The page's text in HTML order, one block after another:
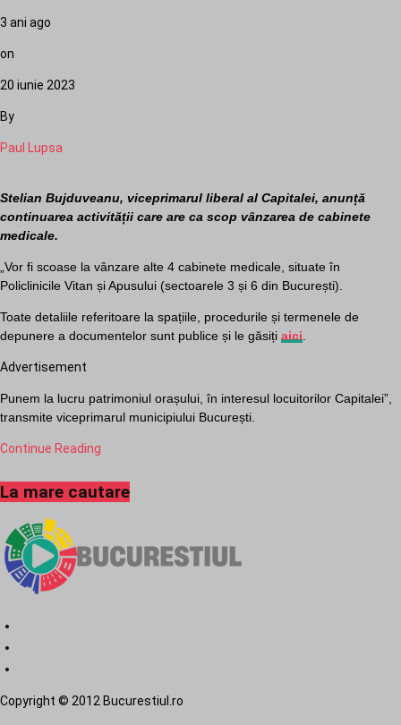
3 ani ago
on
20 iunie 2023
By
Paul Lupsa
Stelian Bujduveanu, viceprimarul liberal al Capitalei, anunță
continuarea activității care are ca scop vânzarea de cabinete
medicale.
„Vor fi scoase la vânzare alte 4 cabinete medicale, situate în
Policlinicile Vitan și Apusului (sectoarele 3 și 6 din București).
Toate detaliile referitoare la spațiile, procedurile și termenele de
depunere a documentelor sunt publice și le găsiți aici.
Advertisement
Punem la lucru patrimoniul orașului, în interesul locuitorilor Capitalei”,
transmite viceprimarul municipiului București.
Continue Reading
La mare cautare
Copyright © 2012 Bucurestiul.ro